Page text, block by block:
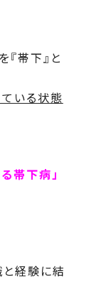
『帯下』と
ている状態
帯下病」
と経験に結